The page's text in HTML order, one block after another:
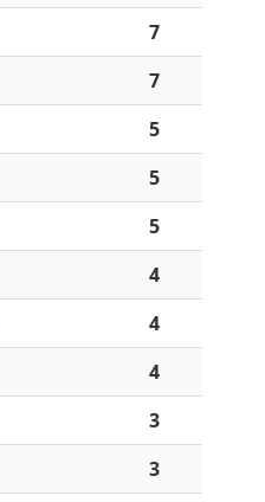
7
7
5
5
5
4
4
4
3
3